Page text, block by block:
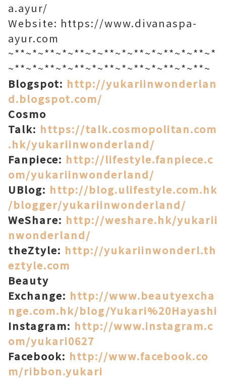
a.ayur/
Website: https://www.divanaspa-
ayur.com
~**~*~**~*~**~*~**~*~**~*~**~*~**~*
~**~*~**~*~**~*~**~*~**~*~**~*~**~
Blogspot: http://yukariinwonderlan
d.blogspot.com/
Cosmo
Talk: https://talk.cosmopolitan.com
.hk/yukariinwonderland/
Fanpiece: http://lifestyle.fanpiece.c
om/yukariinwonderland/
UBlog: http://blog.ulifestyle.com.hk
/blogger/yukariinwonderland/
WeShare: http://weshare.hk/yukarii
nwonderland/
theZtyle: http://yukariinwonderl.th
eztyle.com
Beauty
Exchange: http://www.beautyexcha
nge.com.hk/blog/Yukari%20Hayashi
Instagram: http://www.instagram.c
om/yukari0627
Facebook: http://www.facebook.co
m/ribbon.yukari